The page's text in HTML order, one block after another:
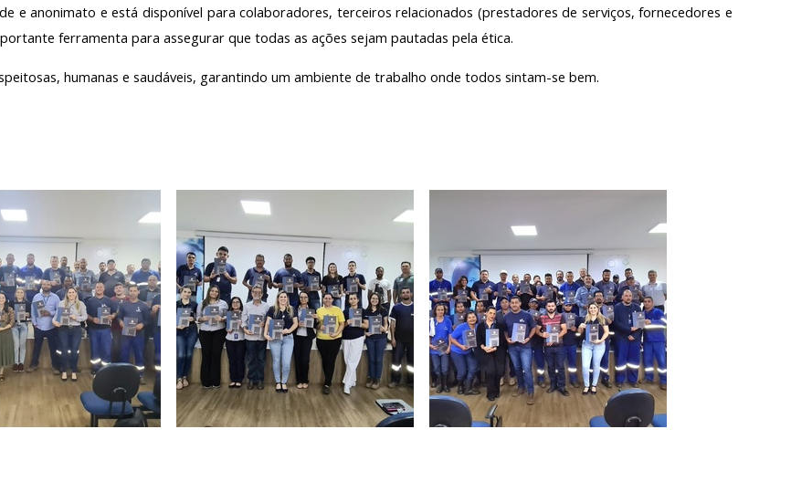
e anonimato e está disponível para colaboradores, terceiros relacionados (prestadores de serviços, fornecedores e
ferramenta para assegurar que todas as ações sejam pautadas pela ética.
humanas e saudáveis, garantindo um ambiente de trabalho onde todos sintam-se bem.